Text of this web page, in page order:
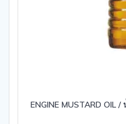
ENGINE MUSTARD OIL